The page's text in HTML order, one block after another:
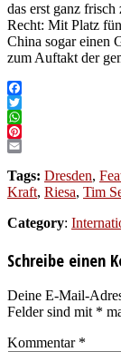
das erst ganz
Recht: Mit Platz
China sogar einen
zum Auftakt der
Facebook
Twitter
WhatsApp
Pinterest
Tags: Dresden,
Kraft, Riesa, Tim
Category:
Schreibe einen
Deine E-Mail-
Felder sind mit *
Kommentar *